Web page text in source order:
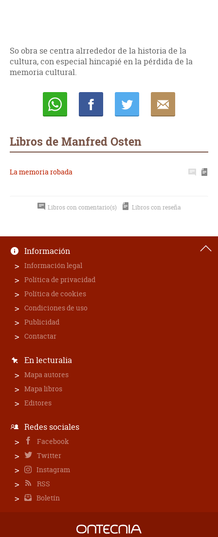
So obra se centra alrrededor de la historia de la
cultura, con especial hincapié en la pérdida de la
memoria cultural.
Libros de Manfred Osten
La memoria robada
Libros con comentario(s) Libros con reseña
Información
Información legal
Política de privacidad
Política de cookies
Condiciones de uso
Publicidad
Contactar
En lecturalia
Mapa autores
Mapa libros
Editores
Redes sociales
Facebook
Twitter
Instagram
RSS
Boletín